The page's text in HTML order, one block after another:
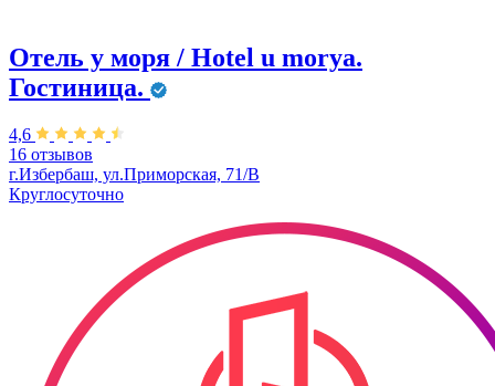
Отель у моря / Hotel u morya.
Гостиница.
4,6
16 отзывов
г.Избербаш, ул.Приморская, 71/В
Круглосуточно